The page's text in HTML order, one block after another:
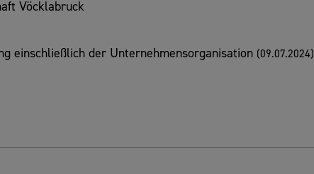
Vöcklabruck
einschließlich der Unternehmensorganisation (09.07.2024)